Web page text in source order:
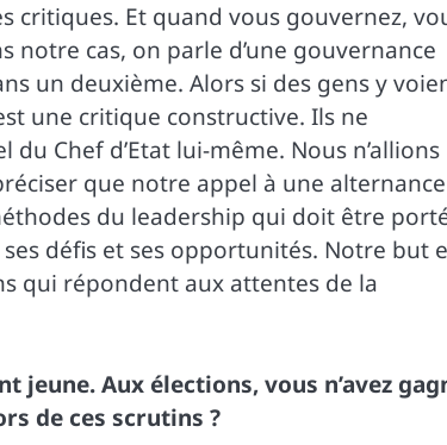
critiques. Et quand vous gouvernez,
notre cas, on parle d’une gouvernance
un deuxième. Alors si des gens y
une critique constructive. Ils ne
Chef d’Etat lui-même. Nous n’allions
que notre appel à une alternance
du leadership qui doit être
défis et ses opportunités. Notre but
qui répondent aux attentes de la
Aux élections, vous n’avez
de ces scrutins ?